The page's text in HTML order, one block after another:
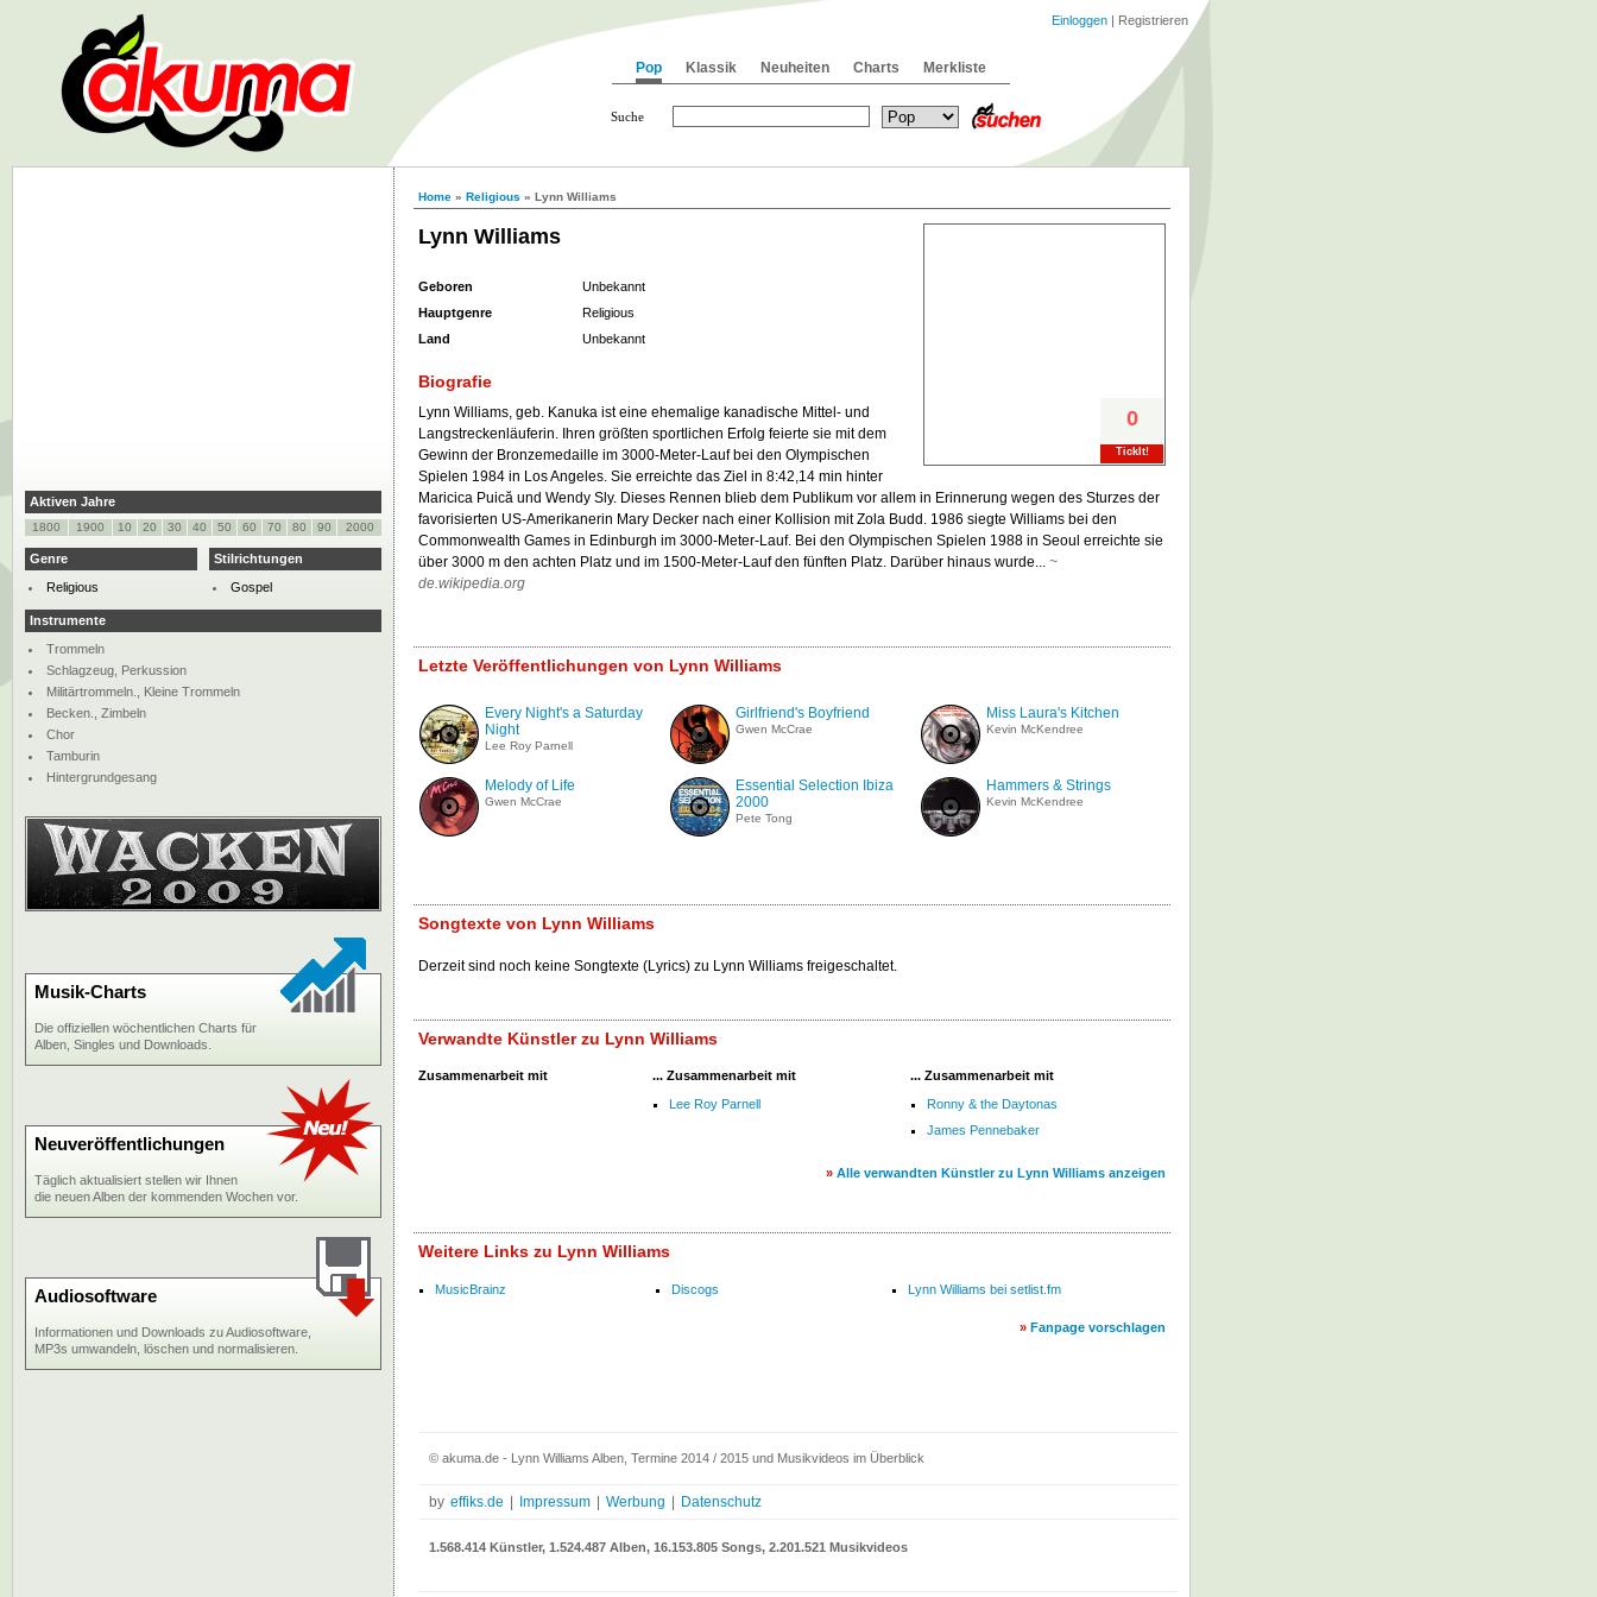
Home » Religious » Lynn Williams
Lynn Williams
0
TickIt!
Geboren
Unbekannt
Hauptgenre
Religious
Land
Unbekannt
Biografie
Lynn Williams, geb. Kanuka ist eine ehemalige kanadische Mittel- und
Langstreckenläuferin. Ihren größten sportlichen Erfolg feierte sie mit dem
Gewinn der Bronzemedaille im 3000-Meter-Lauf bei den Olympischen
Spielen 1984 in Los Angeles. Sie erreichte das Ziel in 8:42,14 min hinter
Maricica Puică und Wendy Sly. Dieses Rennen blieb dem Publikum vor allem in Erinnerung wegen des Sturzes der
favorisierten US-Amerikanerin Mary Decker nach einer Kollision mit Zola Budd. 1986 siegte Williams bei den
Commonwealth Games in Edinburgh im 3000-Meter-Lauf. Bei den Olympischen Spielen 1988 in Seoul erreichte sie
über 3000 m den achten Platz und im 1500-Meter-Lauf den fünften Platz. Darüber hinaus wurde... ~
de.wikipedia.org
Letzte Veröffentlichungen von Lynn Williams
Every Night's a Saturday
Night
Lee Roy Parnell
Girlfriend's Boyfriend
Gwen McCrae
Miss Laura's Kitchen
Kevin McKendree
Melody of Life
Gwen McCrae
Essential Selection Ibiza
2000
Pete Tong
Hammers & Strings
Kevin McKendree
Songtexte von Lynn Williams
Derzeit sind noch keine Songtexte (Lyrics) zu Lynn Williams freigeschaltet.
Verwandte Künstler zu Lynn Williams
Zusammenarbeit mit
... Zusammenarbeit mit
Lee Roy Parnell
... Zusammenarbeit mit
Ronny & the Daytonas
James Pennebaker
» Alle verwandten Künstler zu Lynn Williams anzeigen
Weitere Links zu Lynn Williams
MusicBrainz Discogs Lynn Williams bei setlist.fm
» Fanpage vorschlagen
Aktiven Jahre
1800 1900 10 20 30 40 50 60 70 80 90 2000
Genre
Religious
Stilrichtungen
Gospel
Instrumente
Trommeln
Schlagzeug, Perkussion
Militärtrommeln., Kleine Trommeln
Becken., Zimbeln
Chor
Tamburin
Hintergrundgesang
Musik-Charts
Die offiziellen wöchentlichen Charts für
Alben, Singles und Downloads.
Neuveröffentlichungen
Täglich aktualisiert stellen wir Ihnen
die neuen Alben der kommenden Wochen vor.
Audiosoftware
Informationen und Downloads zu Audiosoftware,
MP3s umwandeln, löschen und normalisieren.
© akuma.de - Lynn Williams Alben, Termine 2014 / 2015 und Musikvideos im Überblick
by effiks.de Impressum Werbung Datenschutz
1.568.414 Künstler, 1.524.487 Alben, 16.153.805 Songs, 2.201.521 Musikvideos
Pop Klassik Neuheiten Charts Merkliste
Einloggen | Registrieren
Suche